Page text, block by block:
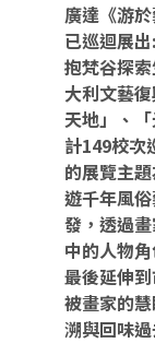
廣達《游
已巡迴展
抱梵谷探
大利文藝
天地」、
計149校次
的展覽主
遊千年風
發，透過
中的人物
最後延伸
被畫家的
溯與回味